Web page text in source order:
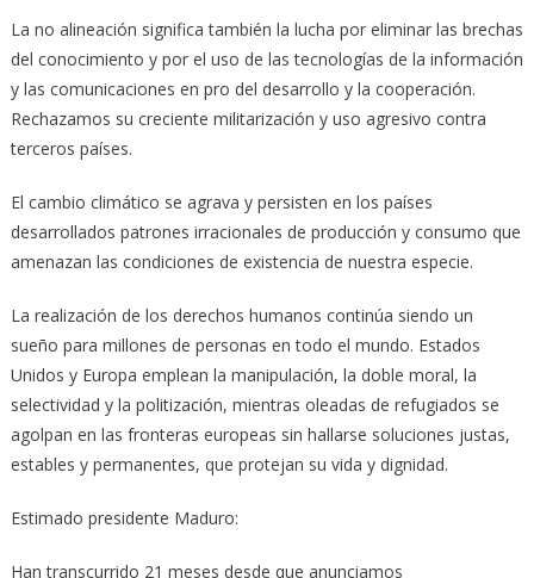
La no alineación significa también la lucha por eliminar las brechas
del conocimiento y por el uso de las tecnologías de la información
y las comunicaciones en pro del desarrollo y la cooperación.
Rechazamos su creciente militarización y uso agresivo contra
terceros países.
El cambio climático se agrava y persisten en los países
desarrollados patrones irracionales de producción y consumo que
amenazan las condiciones de existencia de nuestra especie.
La realización de los derechos humanos continúa siendo un
sueño para millones de personas en todo el mundo. Estados
Unidos y Europa emplean la manipulación, la doble moral, la
selectividad y la politización, mientras oleadas de refugiados se
agolpan en las fronteras europeas sin hallarse soluciones justas,
estables y permanentes, que protejan su vida y dignidad.
Estimado presidente Maduro:
Han transcurrido 21 meses desde que anunciamos